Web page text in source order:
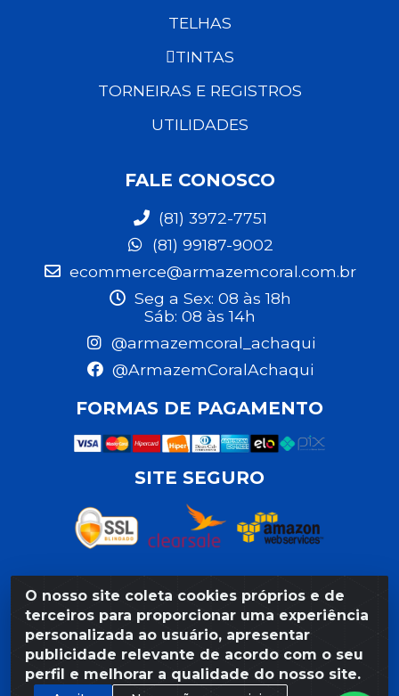
O nosso site coleta cookies próprios e de
terceiros para proporcionar uma experiência
personalizada ao usuário, apresentar
publicidade relevante de acordo com o seu
perfil e melhorar a qualidade do nosso site.
TELHAS
TINTAS
TORNEIRAS E REGISTROS
UTILIDADES
FALE CONOSCO
(81) 3972-7751
(81) 99187-9002
ecommerce@armazemcoral.com.br
Seg a Sex: 08 às 18h
Sáb: 08 às 14h
@armazemcoral_achaqui
@ArmazemCoralAchaqui
FORMAS DE PAGAMENTO
SITE SEGURO
Razão Social: Armazém Coral LTDA - Rua da Praia,
103 - São José - Recife/PE - CEP 50020-550 -
CNPJ 11.623.188/0027-80